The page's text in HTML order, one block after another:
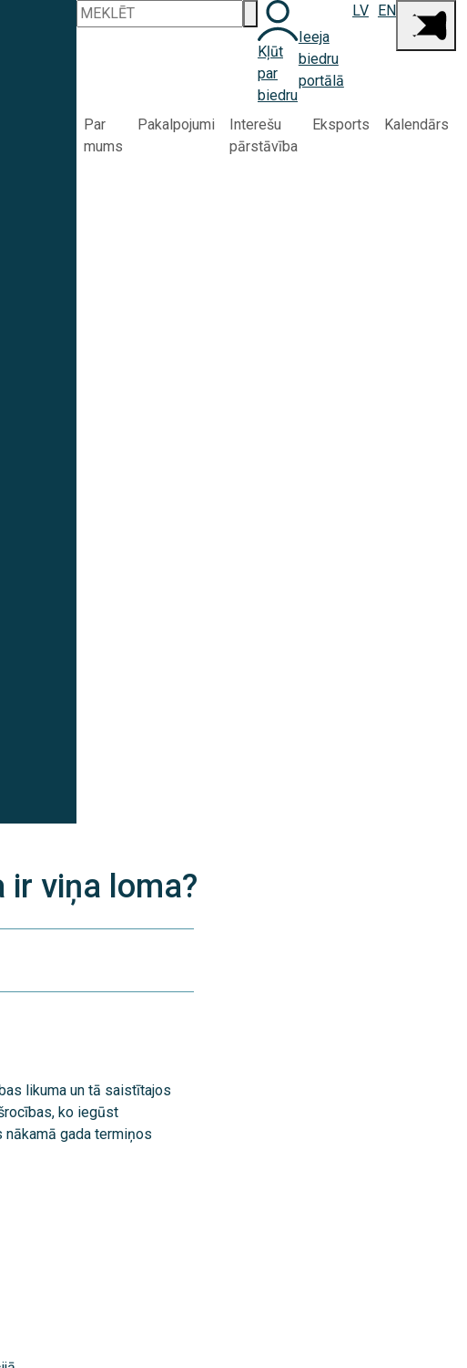
Kļūt
par
biedru
Ieeja
biedru
portālā
LV EN
Par
mums
Pakalpojumi
Interešu
pārstāvība
Eksports Kalendārs
ir viņa loma?
likuma un tā saistītajos
ko iegūst
gada termiņos